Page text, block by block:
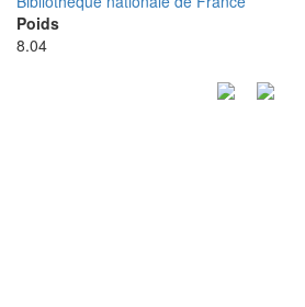
Poids
8.04